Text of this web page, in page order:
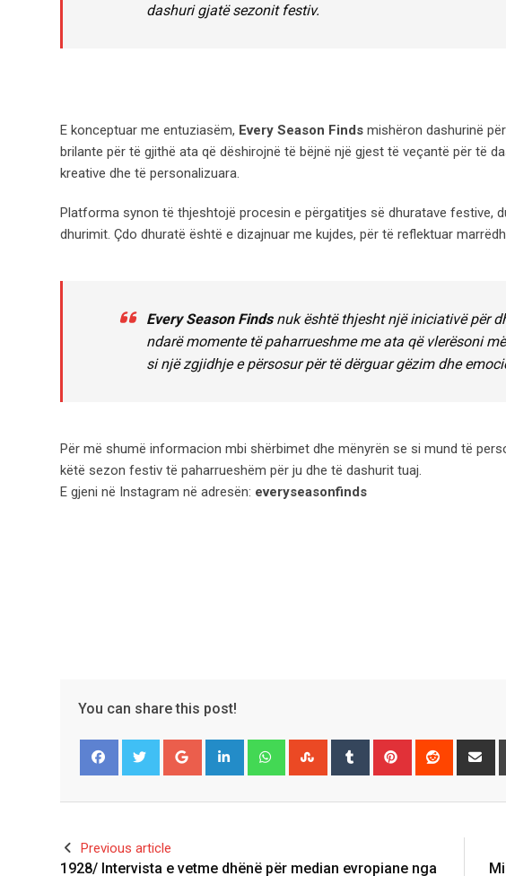
dashuri gjatë sezonit festiv.
E konceptuar me entuziasëm, Every Season Finds mishëron dashurinë
brilante për të gjithë ata që dëshirojnë të bëjnë një gjest të veçantë për të
kreative dhe të personalizuara.
Platforma synon të thjeshtojë procesin e përgatitjes së dhuratave festive,
dhurimit. Çdo dhuratë është e dizajnuar me kujdes, për të reflektuar
Every Season Findsnuk është thjesht një iniciativë për
ndarë momente të paharrueshme me ata që vlerësoni
si një zgjidhje e përsosur për të dërguar gëzim dhe
Për më shumë informacion mbi shërbimet dhe mënyrën se si mund të
këtë sezon festiv të paharrueshëm për ju dhe të dashurit tuaj.
E gjeni në Instagram në adresën: everyseasonfinds
You can share this post!
Google+ LinkedIn WhatsappStumbleUpon
Tumblr Pinterest Reddit
Previous article
1928/ Intervista e vetme dhënë për median evropiane nga